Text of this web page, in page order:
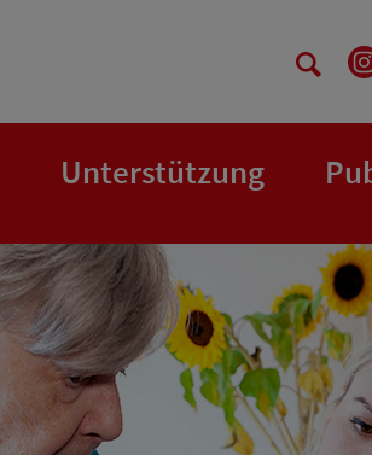
Unterstützung